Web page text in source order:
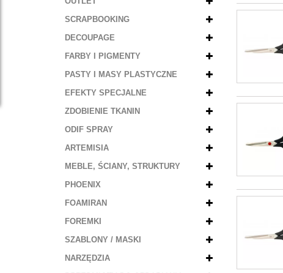
SCRAPBOOKING
DECOUPAGE
FARBY I PIGMENTY
PASTY I MASY PLASTYCZNE
EFEKTY SPECJALNE
ZDOBIENIE TKANIN
ODIF SPRAY
ARTEMISIA
MEBLE, ŚCIANY, STRUKTURY
PHOENIX
FOAMIRAN
FOREMKI
SZABLONY / MASKI
NARZĘDZIA